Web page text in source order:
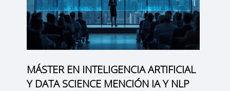
MÁSTER EN INTELIGENCIA ARTIFICIAL
Y DATA SCIENCE MENCIÓN IA Y NLP